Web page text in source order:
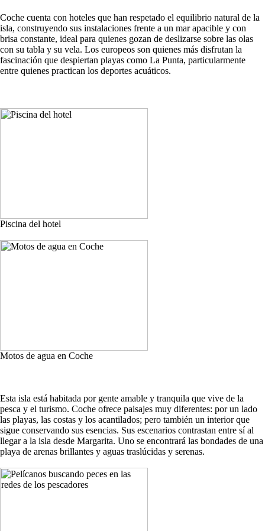
Coche cuenta con hoteles que han respetado el equilibrio natural de la
isla, construyendo sus instalaciones frente a un mar apacible y con
brisa constante, ideal para quienes gozan de deslizarse sobre las olas
con su tabla y su vela. Los europeos son quienes más disfrutan la
fascinación que despiertan playas como La Punta, particularmente
entre quienes practican los deportes acuáticos.
Piscina del hotel
Motos de agua en Coche
Esta isla está habitada por gente amable y tranquila que vive de la
pesca y el turismo. Coche ofrece paisajes muy diferentes: por un lado
las playas, las costas y los acantilados; pero también un interior que
sigue conservando sus esencias. Sus escenarios contrastan entre sí al
llegar a la isla desde Margarita. Uno se encontrará las bondades de una
playa de arenas brillantes y aguas traslúcidas y serenas.